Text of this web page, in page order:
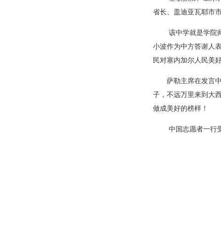
省长、盖迪亚瓦耶市
该中学就是学院师
小波作为中方答谢人
民对塞内加尔人民美
萨勒主席在发言中
子，不远万里来到大
做成美好的榜样！
中国志愿者一行受